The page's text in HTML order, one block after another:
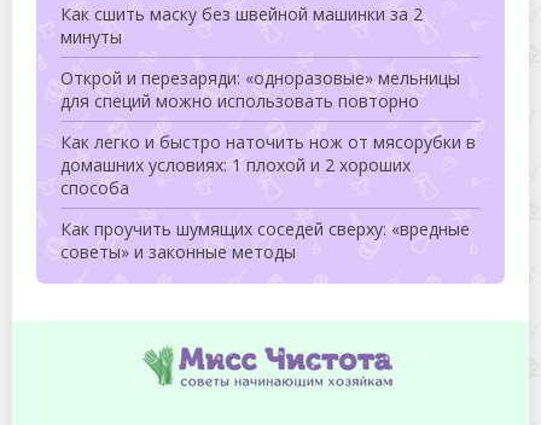
Как сшить маску без швейной машинки за 2
минуты
Открой и перезаряди: «одноразовые» мельницы
для специй можно использовать повторно
Как легко и быстро наточить нож от мясорубки в
домашних условиях: 1 плохой и 2 хороших
способа
Как проучить шумящих соседей сверху: «вредные
советы» и законные методы